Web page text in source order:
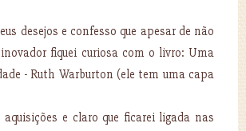
desejos e confesso que apesar de não
fiquei curiosa com o livro: Uma
- Ruth Warburton (ele tem uma capa
aquisições e claro que ficarei ligada nas